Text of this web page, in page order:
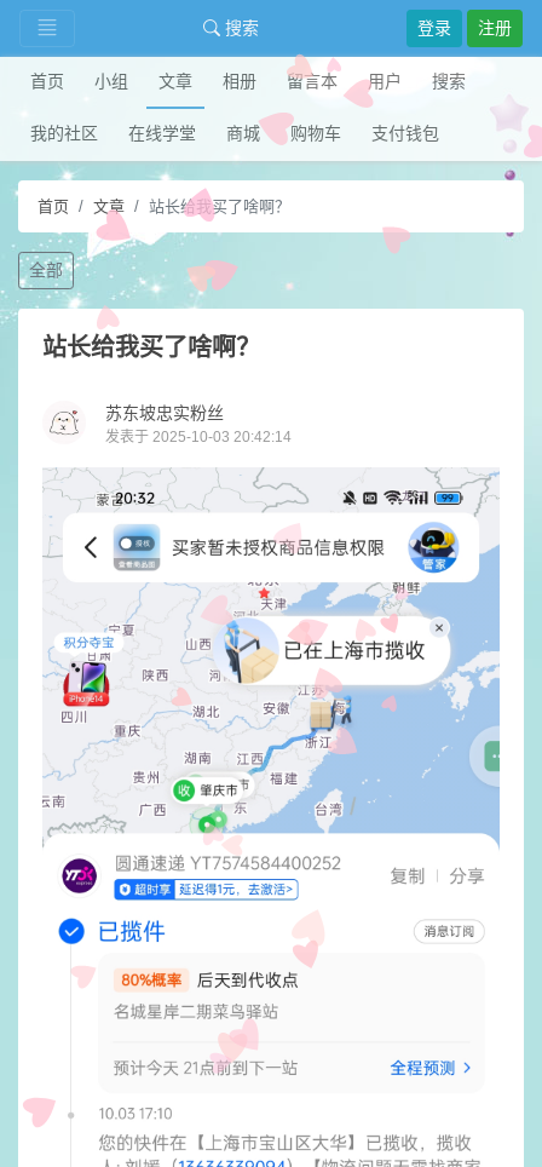
搜索 登录 注册
首页 小组 文章 相册 留言本 用户 搜索
我的社区 在线学堂 商城 购物车 支付钱包
首页 文章 站长给我买了啥啊？
全部
站长给我买了啥啊？
苏东坡忠实粉丝
发表于 2025-10-03 20:42:14